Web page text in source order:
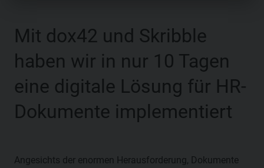
Mit dox42 und Skribble
haben wir in nur 10 Tagen
eine digitale Lösung für HR-
Dokumente implementiert
Angesichts der enormen Herausforderung, Dokumente